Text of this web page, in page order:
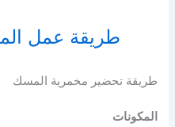
طريقة عمل
طريقة تحضير مخمرية المسك
المكونات